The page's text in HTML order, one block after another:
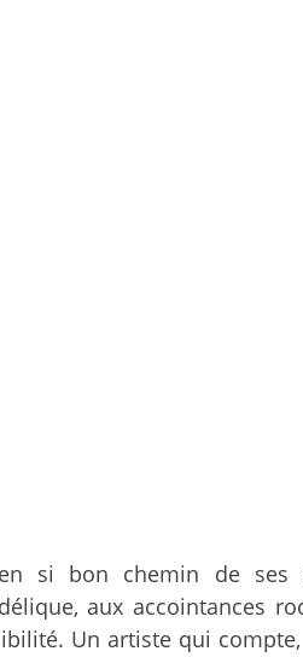
en si bon chemin de
aux accointances
Un artiste qui